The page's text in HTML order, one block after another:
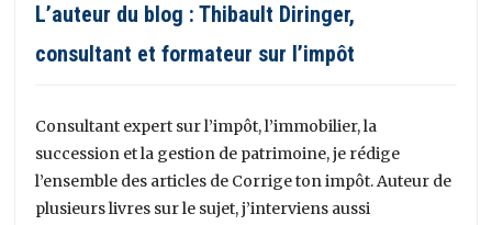
L’auteur du blog : Thibault Diringer,
consultant et formateur sur l’impôt
Consultant expert sur l’impôt, l’immobilier, la
succession et la gestion de patrimoine, je rédige
l’ensemble des articles de Corrige ton impôt. Auteur de
plusieurs livres sur le sujet, j’interviens aussi